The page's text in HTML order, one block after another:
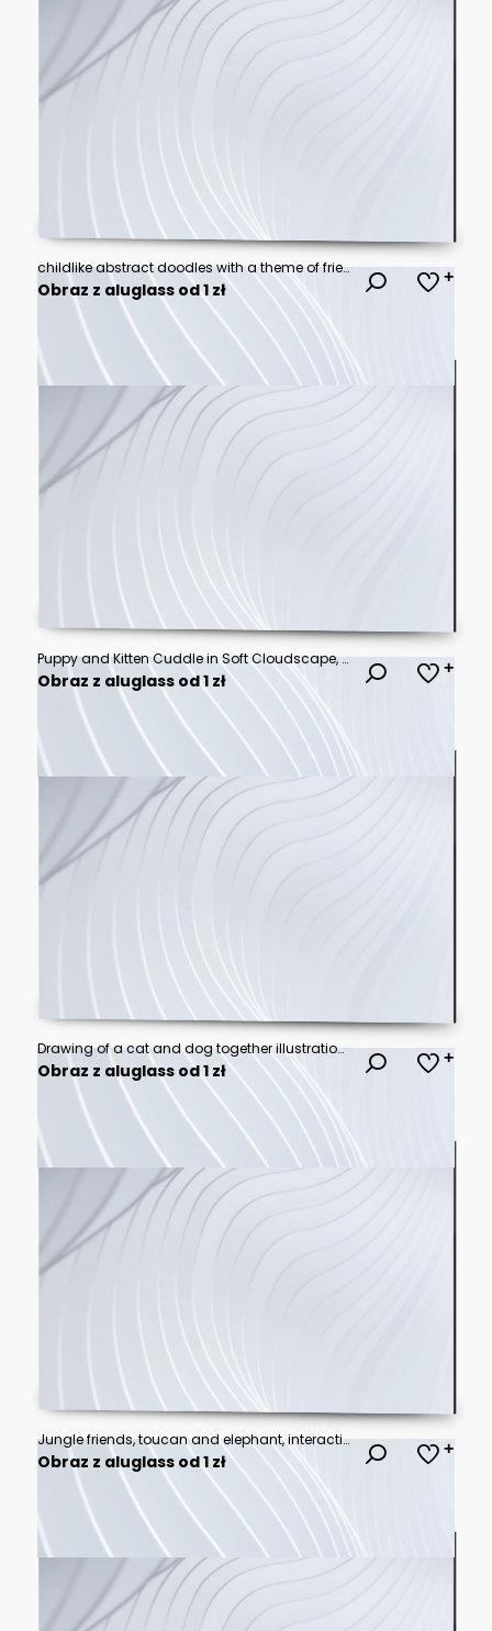
childlike abstract doodles with a theme of friendship
Obraz z aluglass od 1 zł
Puppy and Kitten Cuddle in Soft Cloudscape, Whimsical Illustration, Serene Environment, Adorable Perspective
Obraz z aluglass od 1 zł
Drawing of a cat and dog together illustration friendship colorful cute.
Obraz z aluglass od 1 zł
Jungle friends, toucan and elephant, interacting
Obraz z aluglass od 1 zł